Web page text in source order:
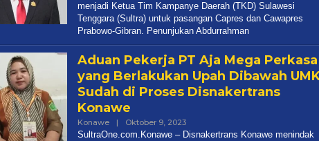
menjadi Ketua Tim Kampanye Daerah (TKD) Sulawesi
Tenggara (Sultra) untuk pasangan Capres dan Cawapres
Prabowo-Gibran. Penunjukan Abdurrahman
Aduan Pekerja PT Aja Mega Perkasa
yang Berlakukan Upah Dibawah
Sudah di Proses Disnakertrans
Konawe
Konawe | Oktober 9, 2023Oleh
Redaksi
SultraOne.com.Konawe – Disnakertrans Konawe menindak